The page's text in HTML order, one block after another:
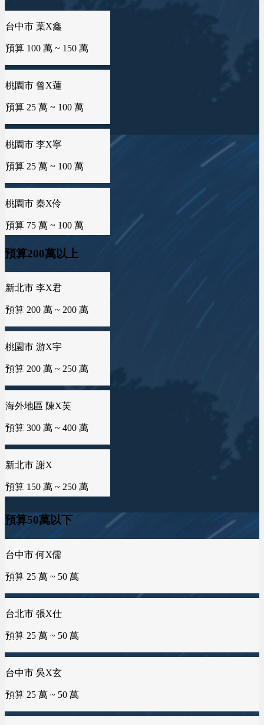
新竹市 曾X莀
預算 25 萬 ~ 50 萬
新北市 許X鈞
預算 25 萬 ~ 50 萬
新北市 譚X生
預算 25 萬 ~ 50 萬
雲林縣 林X姐
桃園市 曾X婷
預算 25 萬 ~ 50 萬
新北市 楊X
預算 25 萬 ~ 50 萬
台中市 葉X鑫
預算 100 萬 ~ 150 萬
桃園市 曾X蓮
預算 25 萬 ~ 100 萬
桃園市 李X寧
預算 25 萬 ~ 100 萬
桃園市 秦X伶
預算 75 萬 ~ 100 萬
海外地區 MXo
屏東縣 潘X瑜
預算 100 萬 ~ 150 萬
新竹市 侯X姐
預算 100 萬 ~ 150 萬
台南市 曾X芸
預算 100 萬 ~ 150 萬
桃園市 黄X姐
新竹市 EXc
彰化縣 詹X任
基隆市 胡X姐
台南市 郭X洺
預算200萬以上
新北市 李X君
預算 200 萬 ~ 200 萬
桃園市 游X宇
預算 200 萬 ~ 250 萬
海外地區 陳X芙
預算 300 萬 ~ 400 萬
新北市 謝X
預算 150 萬 ~ 250 萬
預算50萬以下
台中市 何X儒
預算 25 萬 ~ 50 萬
台北市 張X仕
預算 25 萬 ~ 50 萬
台中市 吳X玄
預算 25 萬 ~ 50 萬
台中市 羅X綾